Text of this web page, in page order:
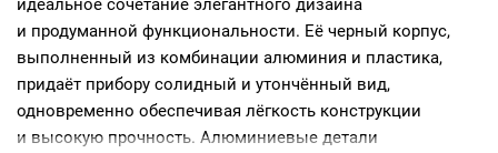
идеальное сочетание элегантного дизайна
и продуманной функциональности. Её черный корпус,
выполненный из комбинации алюминия и пластика,
придаёт прибору солидный и утончённый вид,
одновременно обеспечивая лёгкость конструкции
и высокую прочность. Алюминиевые детали